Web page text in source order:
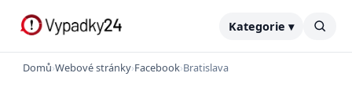
Kategorie ▾
Domů›Webové stránky›Facebook›Bratislava